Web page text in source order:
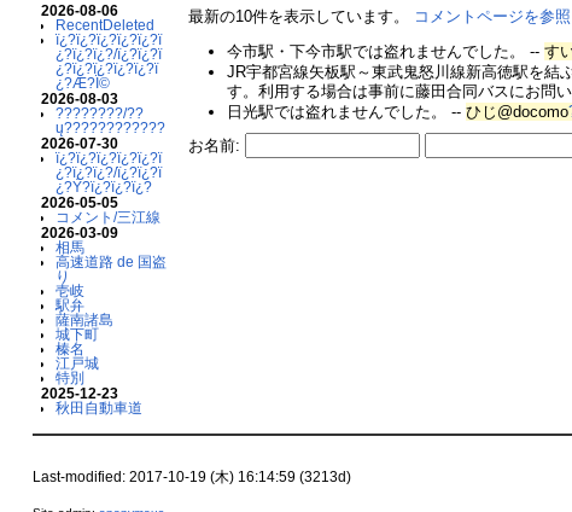
2026-08-06
RecentDeleted
ï¿?ï¿?ï¿?ï¿?ï¿?ï
¿?ï¿?ï¿?/ï¿?ï¿?ï
¿?ï¿?ï¿?ï¿?ï¿?ï
¿?Æ?Ï©
2026-08-03
????????/??
ų????????????
2026-07-30
ï¿?ï¿?ï¿?ï¿?ï¿?ï
¿?ï¿?ï¿?/ï¿?ï¿?ï
¿?Ý?ï¿?ï¿?ï¿?
2026-05-05
コメント/三江線
2026-03-09
相馬
高速道路 de 国盗
り
壱岐
駅弁
薩南諸島
城下町
榛名
江戸城
特別
2025-12-23
秋田自動車道
最新の10件を表示しています。
コメントページを参照
今市駅・下今市駅では盗れませんでした。 --す
JR宇都宮線矢板駅～東武鬼怒川線新高徳駅を結
す。利用する場合は事前に藤田合同バスにお問
日光駅では盗れませんでした。 --ひじ@docomo
お名前:
Last-modified: 2017-10-19 (木) 16:14:59 (3213d)